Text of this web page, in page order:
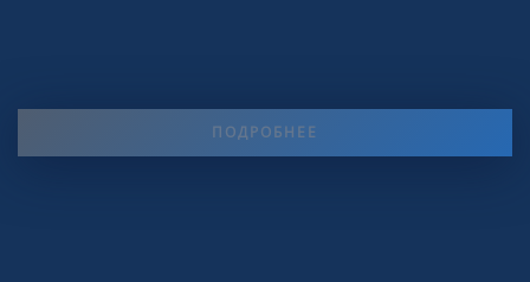
ПОДРОБНЕЕ